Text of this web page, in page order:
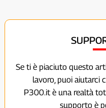
Se ti è piaciuto questo
lavoro, puoi aiutarci
P300.it è una realtà
supporto è